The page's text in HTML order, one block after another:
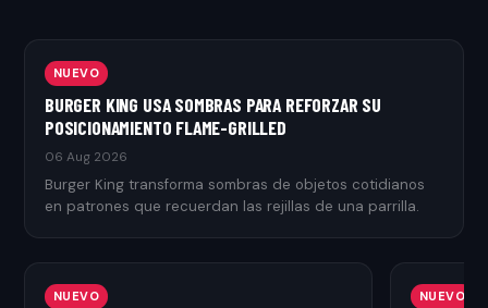
NUEVO
BURGER KING USA SOMBRAS PARA REFORZAR SU
POSICIONAMIENTO FLAME-GRILLED
06 Aug 2026
Burger King transforma sombras de objetos cotidianos
en patrones que recuerdan las rejillas de una parrilla.
NUEVO NUEVO